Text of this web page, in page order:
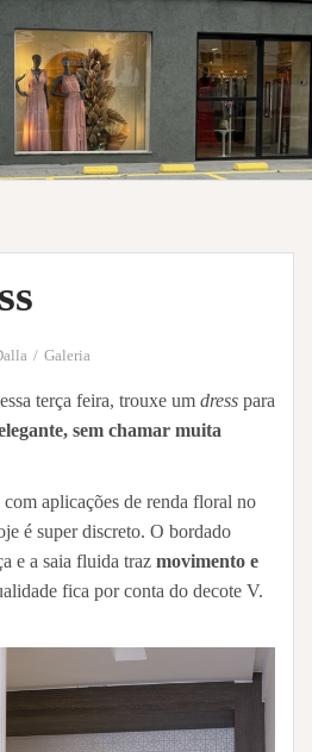
Galeria
terça feira, trouxe um dress para
sem chamar muita
aplicações de renda floral no
é super discreto. O bordado
e a saia fluida traz movimento e
fica por conta do decote V.